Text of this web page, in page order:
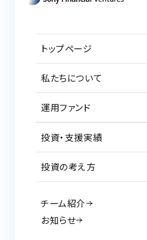
トップページ
私たちについて
運用ファンド
投資・支援実績
投資の考え方
チーム紹介
お知らせ